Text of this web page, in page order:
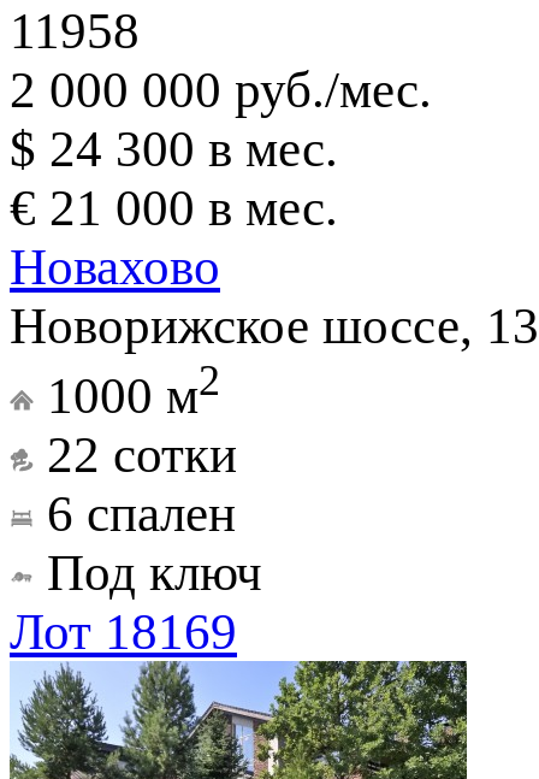
11958
2 000 000 руб./мес.
$ 24 300 в мес.
€ 21 000 в мес.
Новахово
Новорижское шоссе,
1000 м2
22 сотки
6 спален
Под ключ
Лот 18169